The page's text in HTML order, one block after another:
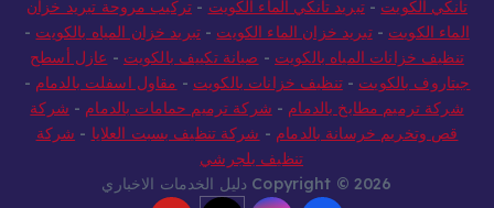
تانكي الكويت-تبريد تانكي الماء الكويت- تركيب مروحة تبريد خزان
الماء الكويت-تبريد خزان الماء الكويت- تبريد خزان المياه بالكويت-
تنظيف خزانات المياه بالكويت-صيانة تكييف بالكويت -عازل أسطح
جيتاروف بالكويت-تنظيف خزانات بالكويت-مقاول اسفلت بالدمام -
شركة ترميم مطابخ بالدمام -شركة ترميم حمامات بالدمام -شركة
قص وتخريم خرسانة بالدمام -شركة تنظيف بسبت العلايا- شركة
تنظيف بلجرشي
Copyright © 2026 دليل الخدمات الاخباري